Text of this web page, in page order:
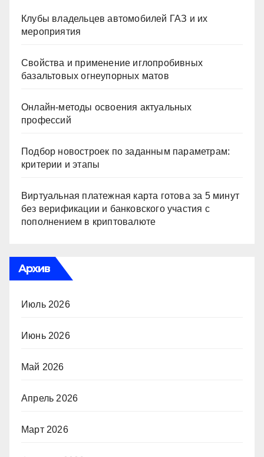
Клубы владельцев автомобилей ГАЗ и их
мероприятия
Свойства и применение иглопробивных
базальтовых огнеупорных матов
Онлайн-методы освоения актуальных
профессий
Подбор новостроек по заданным параметрам:
критерии и этапы
Виртуальная платежная карта готова за 5 минут
без верификации и банковского участия с
пополнением в криптовалюте
Архив
Июль 2026
Июнь 2026
Май 2026
Апрель 2026
Март 2026